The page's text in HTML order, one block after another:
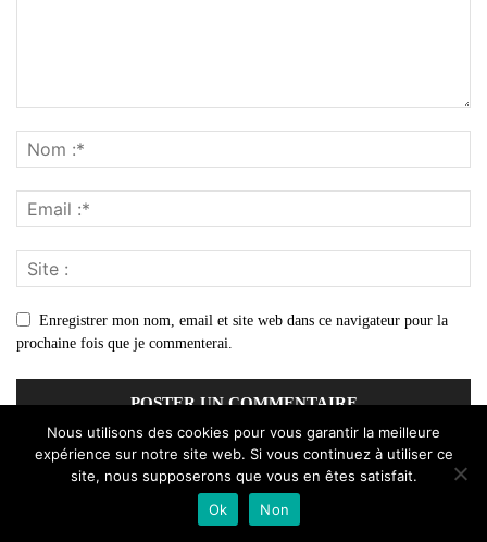
Enregistrer mon nom, email et site web dans ce navigateur pour la
prochaine fois que je commenterai.
© Un site du groupe Webminer Media
Nous utilisons des cookies pour vous garantir la meilleure
expérience sur notre site web. Si vous continuez à utiliser ce
site, nous supposerons que vous en êtes satisfait.
Ok
Non